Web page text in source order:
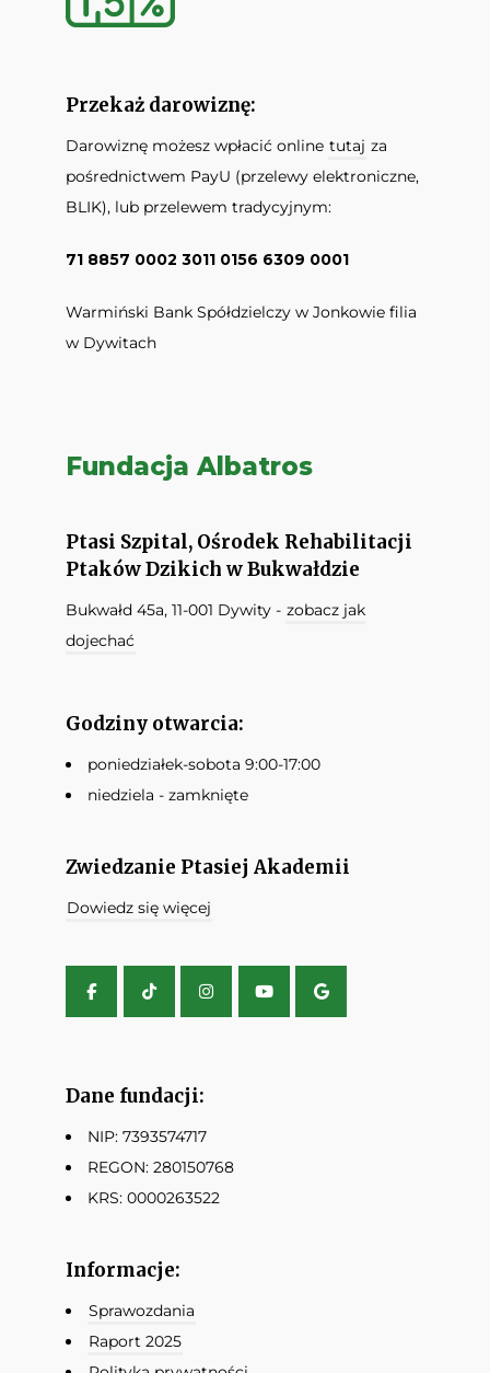
Przekaż darowiznę:
Darowiznę możesz wpłacić online tutaj za
pośrednictwem PayU (przelewy elektroniczne,
BLIK), lub przelewem tradycyjnym:
71 8857 0002 3011 0156 6309 0001
Warmiński Bank Spółdzielczy w Jonkowie filia
w Dywitach
Fundacja Albatros
Ptasi Szpital, Ośrodek Rehabilitacji
Ptaków Dzikich w Bukwałdzie
Bukwałd 45a, 11-001 Dywity - zobacz jak
dojechać
Godziny otwarcia:
poniedziałek-sobota 9:00-17:00
niedziela - zamknięte
Zwiedzanie Ptasiej Akademii
Dowiedz się więcej
Dane fundacji:
NIP: 7393574717
REGON: 280150768
KRS: 0000263522
Informacje:
Sprawozdania
Raport 2025